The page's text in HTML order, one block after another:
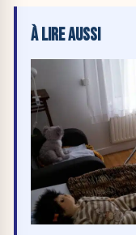
À LIRE AUSSI